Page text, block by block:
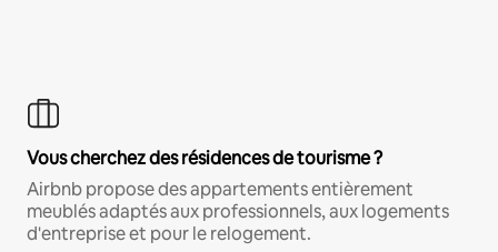
Vous cherchez des résidences de tourisme ?
Airbnb propose des appartements entièrement
meublés adaptés aux professionnels, aux logements
d'entreprise et pour le relogement.